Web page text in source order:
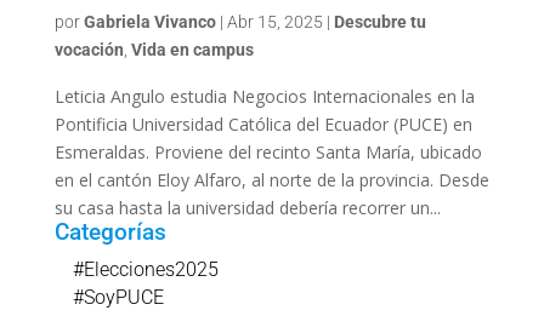
porGabriela Vivanco| Abr 15, 2025 | Descubre tu
vocación Vida en campus
Leticia Angulo estudia Negocios Internacionales en la
Pontificia Universidad Católica del Ecuador (PUCE) en
Esmeraldas. Proviene del recinto Santa María, ubicado
en el cantón Eloy Alfaro, al norte de la provincia. Desde
su casa hasta la universidad debería recorrer un...
Categorías
#Elecciones2025
#SoyPUCE